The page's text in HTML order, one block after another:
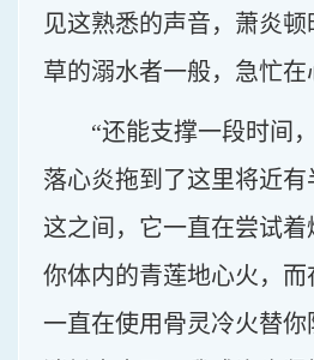
见这熟悉的声音，萧炎
草的溺水者一般，急忙在
“还能支撑一段时间
落心炎拖到了这里将近有
这之间，它一直在尝试
你体内的青莲地心火，
一直在使用骨灵冷火替